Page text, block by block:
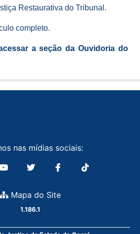
Restaurativa do Tribunal.
completo.
a seção da Ouvidoria do
nas mídias sociais:
Mapa do Site
1.186.1